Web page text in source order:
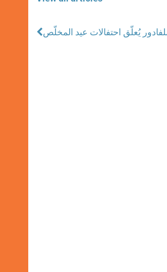
يُعلّق احتفالات عيد المخلّص